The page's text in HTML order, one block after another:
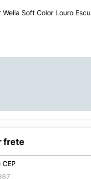
Soft Color Louro
frete